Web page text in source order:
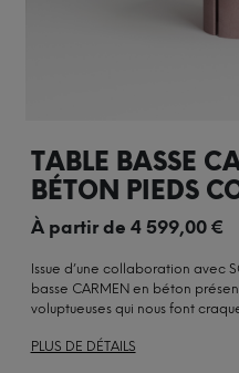
TABLE BASSE
BÉTON PIEDS
À partir de 4 599,00€
Issue d’une collaboration avec
basse CARMEN en béton
voluptueuses qui nous font
PLUS DE DÉTAILS